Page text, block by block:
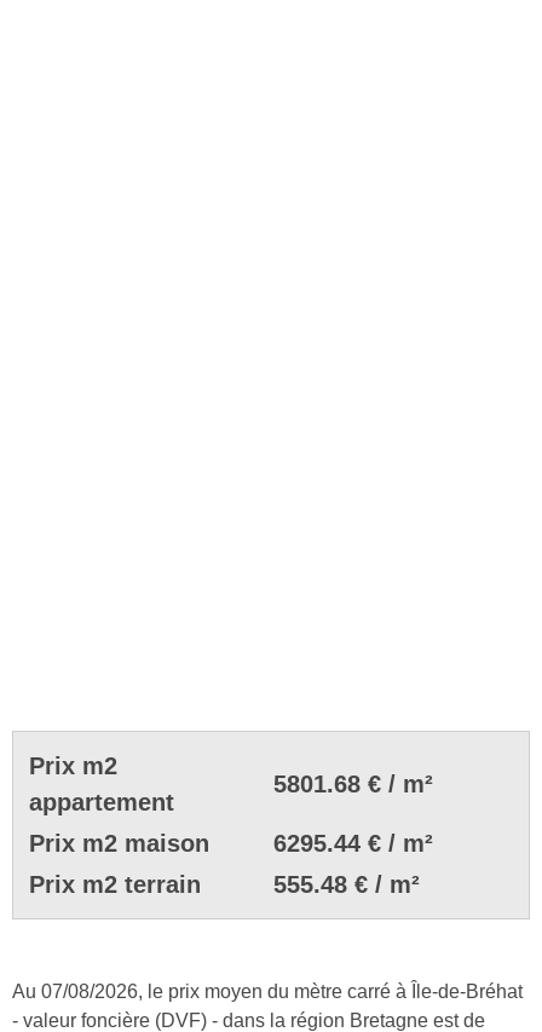
Prix m2
appartement
5801.68 € / m²
Prix m2 maison
6295.44 € / m²
Prix m2 terrain
555.48 € / m²
Au 07/08/2026, le prix moyen du mètre carré à Île-de-Bréhat
- valeur foncière (DVF) - dans la région Bretagne est de